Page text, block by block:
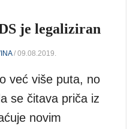
je legaliziran
/ 09.08.2019.
već više puta, no
se čitava priča iz
novim